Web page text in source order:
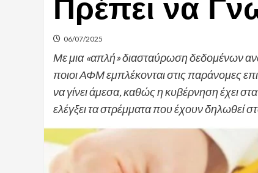
Πρέπει να
06/07/2025
Με μια «απλή» διασταύρωση δεδομένων
ποιοι ΑΦΜ εμπλέκονται στις παράνομες
να γίνει άμεσα, καθώς η κυβέρνηση έχει
ελέγξει τα στρέμματα που έχουν δηλωθεί